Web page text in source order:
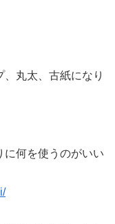
丸太、古紙になり
に何を使うのがいい